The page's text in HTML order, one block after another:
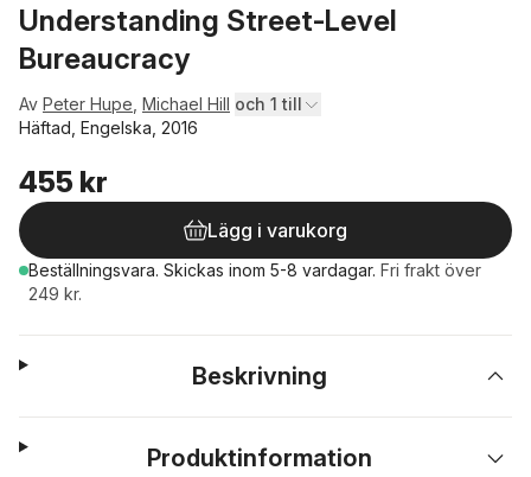
Understanding Street-Level
Bureaucracy
Av Peter Hupe Michael Hill och 1 till
Häftad, Engelska, 2016
455 kr
Lägg i varukorg
Beställningsvara. Skickas inom 5-8 vardagar. Fri frakt över
249 kr.
Beskrivning
Produktinformation